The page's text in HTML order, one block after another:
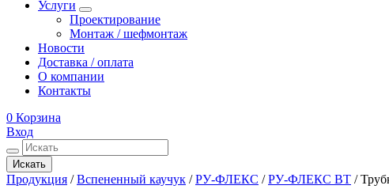
Услуги
Проектирование
Монтаж / шефмонтаж
Новости
Доставка / оплата
О компании
Контакты
0 Корзина
Вход
Искать
Продукция /Вспененный каучук /РУ-ФЛЕКС /РУ-ФЛЕКС ВТ /